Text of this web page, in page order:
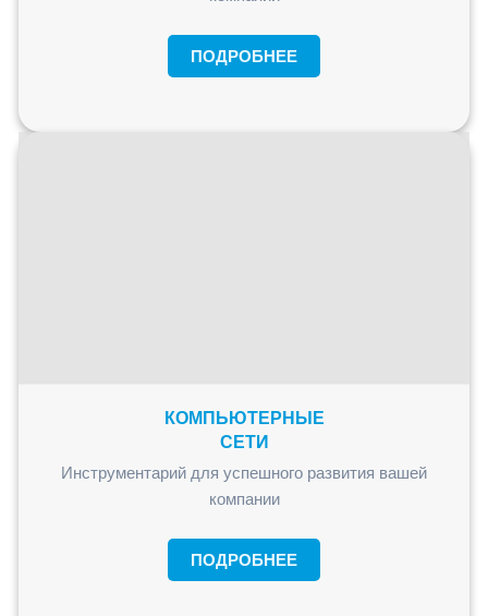
ПОДРОБНЕЕ
КОМПЬЮТЕРНЫЕ
СЕТИ
Инструментарий для успешного развития вашей
компании
ПОДРОБНЕЕ